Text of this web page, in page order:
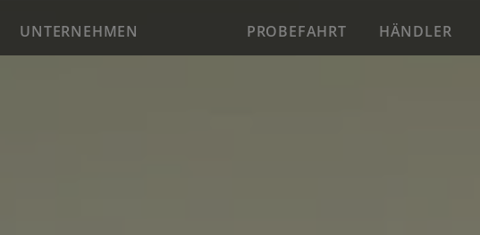
UNTERNEHMEN PROBEFAHRT HÄNDLER